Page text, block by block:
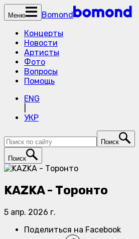
Меню
Bomond
Концерты
Новости
Артисты
Фото
Вопросы
Помощь
ENG
УКР
Поиск
Поиск
KAZKA - Торонто
5 апр. 2026 г.
Поделиться на Facebook